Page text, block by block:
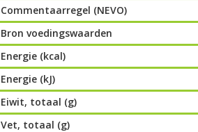
Commentaarregel (NEVO)
Bron voedingswaarden
Energie (kcal)
Energie (kJ)
Eiwit, totaal (g)
Vet, totaal (g)